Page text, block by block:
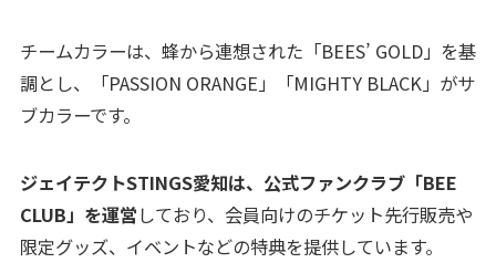
チームカラーは、蜂から連想された「BEES’ GOLD」を基
調とし、「PASSION ORANGE」「MIGHTY BLACK」がサ
ブカラーです。
ジェイテクトSTINGS愛知は、公式ファンクラブ「BEE
CLUB」を運営しており、会員向けのチケット先行販売や
限定グッズ、イベントなどの特典を提供しています。